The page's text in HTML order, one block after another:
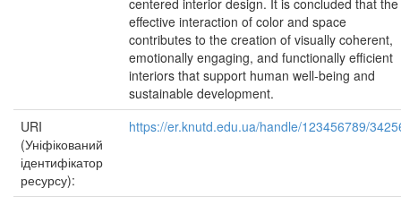
centered interior design. It is concluded that the
effective interaction of color and space
contributes to the creation of visually coherent,
emotionally engaging, and functionally efficient
interiors that support human well-being and
sustainable development.
URI
(Уніфікований
ідентифікатор
ресурсу):
https://er.knutd.edu.ua/handle/123456789/